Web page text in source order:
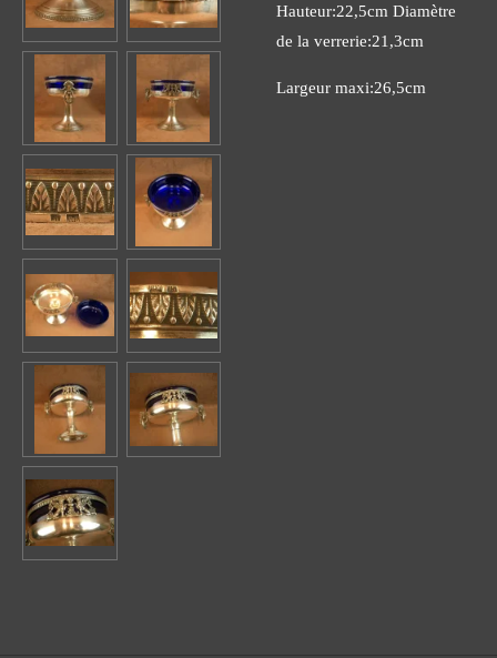
Hauteur:22,5cm Diamètre
de la verrerie:21,3cm
Largeur maxi:26,5cm